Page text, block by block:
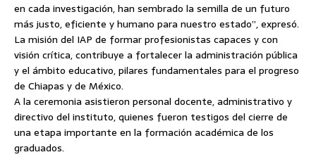
en cada investigación, han sembrado la semilla de un futuro
más justo, eficiente y humano para nuestro estado”, expresó.
La misión del IAP de formar profesionistas capaces y con
visión crítica, contribuye a fortalecer la administración pública
y el ámbito educativo, pilares fundamentales para el progreso
de Chiapas y de México.
A la ceremonia asistieron personal docente, administrativo y
directivo del instituto, quienes fueron testigos del cierre de
una etapa importante en la formación académica de los
graduados.